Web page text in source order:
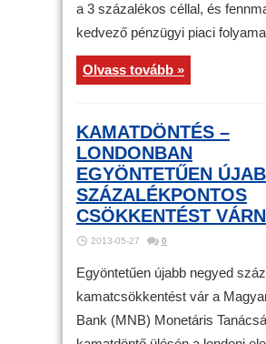
a 3 százalékos céllal, és
kedvező pénzügyi piaci
Olvass tovább »
KAMATDÖNTÉS –
LONDONBAN
EGYÖNTETŰEN
SZÁZALÉKPONTOS
CSÖKKENTÉST
2013-05-27 0
Egyöntetűen újabb negyed
kamatcsökkentést vár a
Bank (MNB) Monetáris